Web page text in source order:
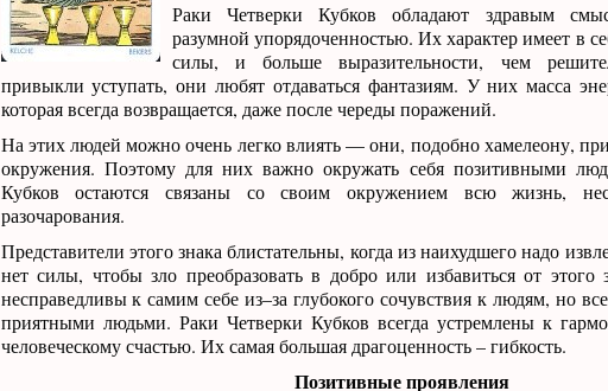
Раки Четверки Кубков обладают здравым
разумной упорядоченностью. Их характер имеет в
силы, и больше выразительности, чем
привыкли уступать, они любят отдаваться фантазиям. У них масса
которая всегда возвращается, даже после череды поражений.
На этих людей можно очень легко влиять — они, подобно хамелеону,
окружения. Поэтому для них важно окружать себя позитивными
Кубков остаются связаны со своим окружением всю жизнь,
разочарования.
Представители этого знака блистательны, когда из наихудшего надо
нет силы, чтобы зло преобразовать в добро или избавиться от
несправедливы к самим себе из–за глубокого сочувствия к людям, но
приятными людьми. Раки Четверки Кубков всегда устремлены к
человеческому счастью. Их самая большая драгоценность – гибкость.
Позитивные проявления